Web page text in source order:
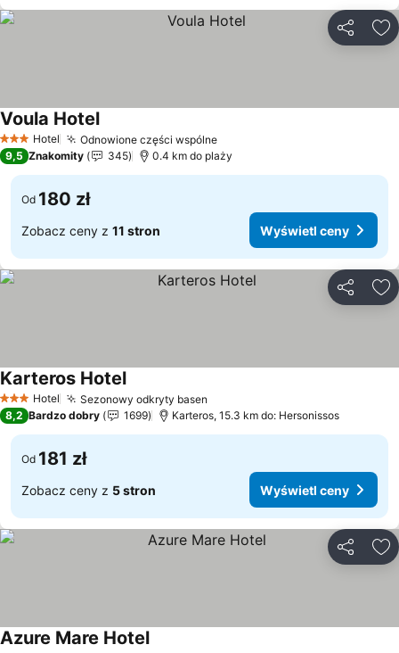
3 Kategoria
Hotel Odnowione części wspólneWyświetl ceny
Voula HotelWyświetl ceny
9,5 Znakomity 345 0.4 km do plaży
Od 180 zł
Zobacz ceny z 11 stron Wyświetl ceny
3 Kategoria
Hotel Sezonowy odkryty basen
Karteros HotelWyświetl ceny
8,2 Bardzo dobry 1699 Karteros, 15.3 km do: Hersonissos
Od 181 zł
Zobacz ceny z 5 stron Wyświetl ceny
Azure Mare HotelWyświetl ceny